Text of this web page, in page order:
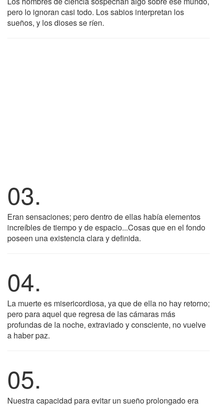
pero lo ignoran casi todo. Los sabios interpretan los
sueños, y los dioses se ríen.
03.
Eran sensaciones; pero dentro de ellas había elementos
increíbles de tiempo y de espacio...Cosas que en el fondo
poseen una existencia clara y definida.
04.
La muerte es misericordiosa, ya que de ella no hay retorno;
pero para aquel que regresa de las cámaras más
profundas de la noche, extraviado y consciente, no vuelve
a haber paz.
05.
Nuestra capacidad para evitar un sueño prolongado era